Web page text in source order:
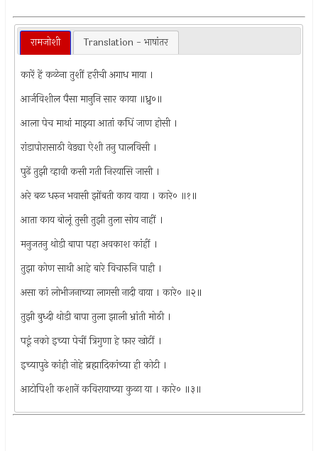
रामजोशी Translation - भाषांतर
कारें हें कळेना तुशीं हरीची अगाध माया ।
आर्जविशील पैसा मानुनि सार काया ॥ध्रु०॥
आला पेच माथां माझ्या आतां कधिं जाण होसी ।
रांडापोरासाठी वेड्या ऐशी तनु घालविसी ।
पुढें तुझी व्हावी कसी गती निरयासि जासी ।
अरे बळ धरुन भवासी झोंबती काय वाया । कारे० ॥१॥
आता काय बोलूं तुसी तुझी तुला सोय नाहीं ।
मनुजतनु थोडी बापा पहा अवकाश कांहीं ।
तुझा कोण साथी आहे बारे विचारुनि पाही ।
असा कां लोभीजनाच्या लागसी नादी वाया । कारे० ॥२॥
तुझी बुध्दी थोडी बापा तुला झाली भ्रांती मोठी ।
पडूं नको इच्या पेचीं त्रिगुणा हे फ़ार खोटीं ।
इच्यापुढे कांही नोहे ब्रह्मादिकांच्या ही कोटी ।
आटोपिशी कशानें कविरायाच्या कुळा या । कारे० ॥३॥